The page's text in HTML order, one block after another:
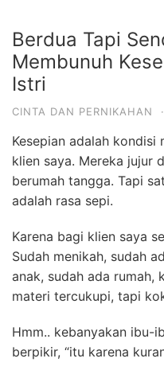
Berdua Tapi
Membunuh
Istri
CINTA DAN PERNIKAHAN ·
Kesepian adalah
klien saya. Mereka jujur
berumah tangga. Tapi
adalah rasa sepi.
Karena bagi klien saya
Sudah menikah, sudah
anak, sudah ada rumah,
materi tercukupi, tapi
Hmm.. kebanyakan ibu-
berpikir, “itu karena